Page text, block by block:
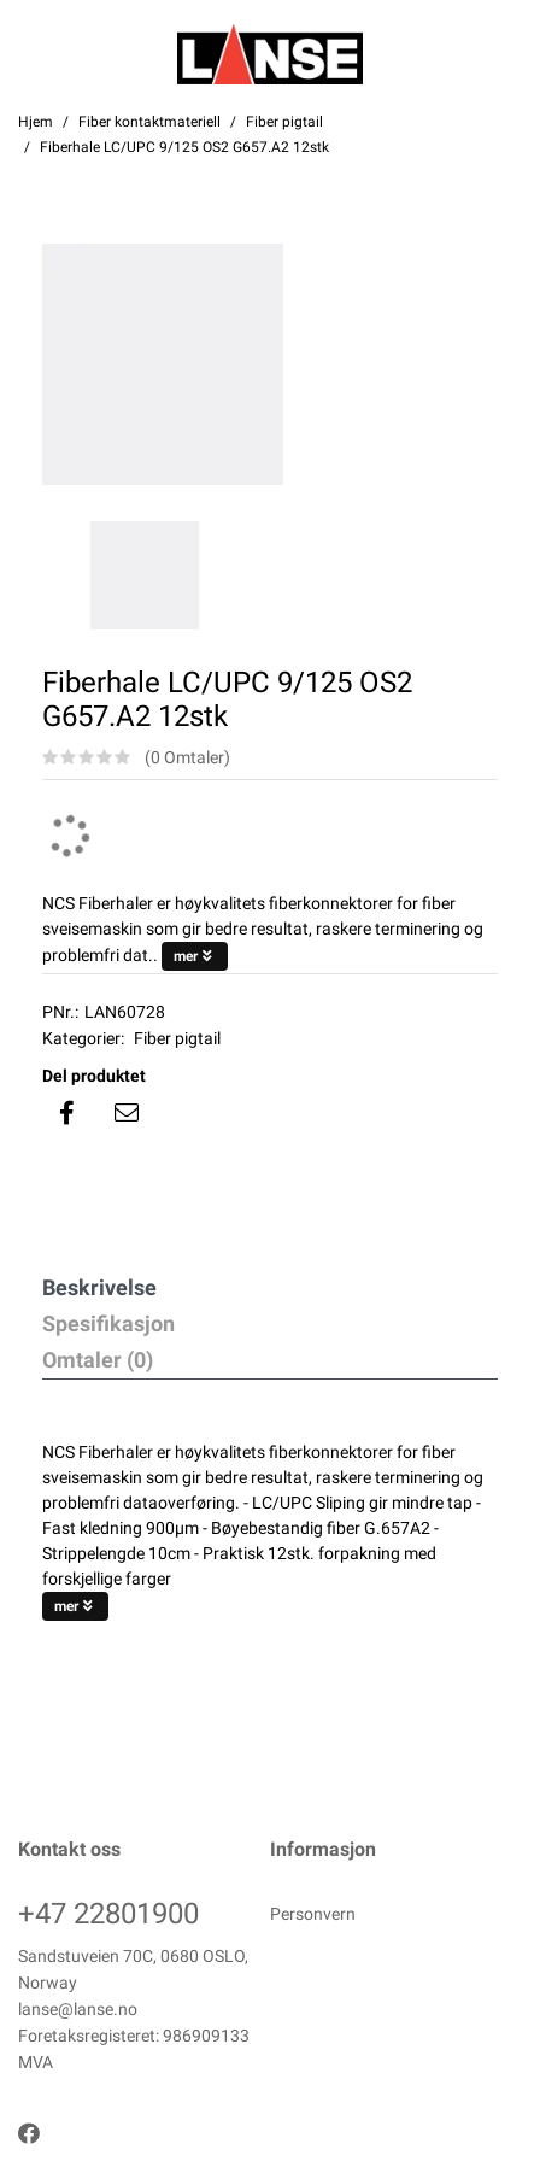
Hjem Fiber kontaktmateriell
Fiber pigtail
Fiberhale LC/UPC 9/125 OS2 G657.A2 12stk
Fiberhale LC/UPC 9/125 OS2
G657.A2 12stk
(0 Omtaler)
NCS Fiberhaler er høykvalitets fiberkonnektorer for fiber
sveisemaskin som gir bedre resultat, raskere terminering og
problemfri dat..
mer
PNr.: LAN60728
Kategorier: Fiber pigtail
Del produktet
Beskrivelse
Spesifikasjon
Omtaler (0)
NCS Fiberhaler er høykvalitets fiberkonnektorer for fiber
sveisemaskin som gir bedre resultat, raskere terminering og
problemfri dataoverføring. - LC/UPC Sliping gir mindre tap -
Fast kledning 900µm - Bøyebestandig fiber G.657A2 -
Strippelengde 10cm - Praktisk 12stk. forpakning med
forskjellige farger
mer
Kontakt oss
+47 22801900
Sandstuveien 70C, 0680 OSLO,
Norway
lanse@lanse.no
Foretaksregisteret: 986909133
MVA
Informasjon
Personvern